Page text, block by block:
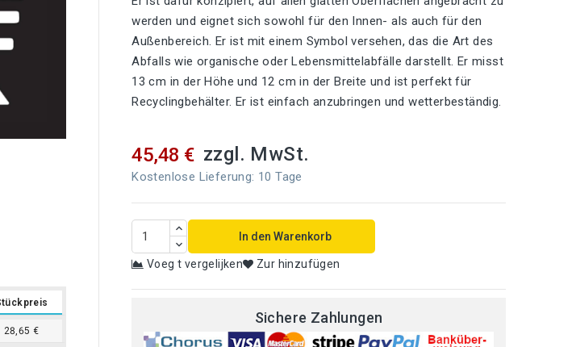
28,65 €
werden und eignet sich sowohl für den Innen- als auch für den
Außenbereich. Er ist mit einem Symbol versehen, das die Art des
Abfalls wie organische oder Lebensmittelabfälle darstellt. Er misst
13 cm in der Höhe und 12 cm in der Breite und ist perfekt für
Recyclingbehälter. Er ist einfach anzubringen und wetterbeständig.
45,48 € zzgl. MwSt.
Kostenlose Lieferung: 10 Tage
In den Warenkorb
Voeg t vergelijken Zur hinzufügen
Sichere Zahlungen